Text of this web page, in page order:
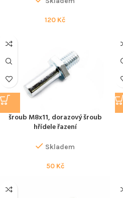
120 Kč
šroub M8x11, dorazový šroub
hřídele řazení
Skladem
50 Kč